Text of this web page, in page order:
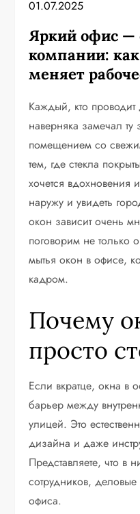
01.07.2025
Яркий офис —
компании:
меняет
Каждый, кто
наверняка замечал
помещением со
тем, где стекла
хочется вдохновения
наружу и увидеть
окон зависит очень
поговорим не только
мытья окон в офисе,
кадром.
Почему
просто
Если вкратце, окна в
барьер между
улицей. Это
дизайна и даже
Представляете, что в
сотрудников,
офиса.